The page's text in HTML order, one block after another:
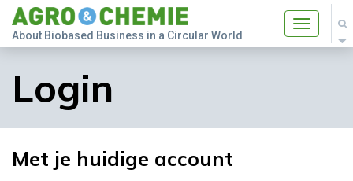
Toggle
About Biobased Business in a Circular World
Login
Met je huidige account